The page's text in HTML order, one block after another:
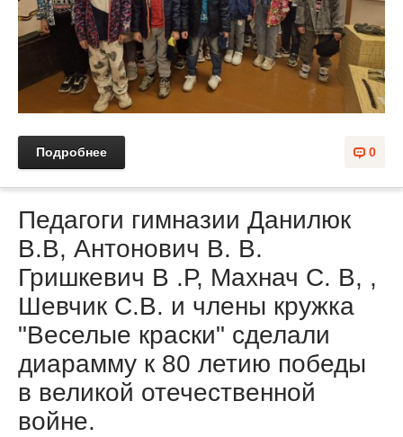
0
Подробнее
Педагоги гимназии Данилюк
В.В, Антонович В. В.
Гришкевич В .Р, Махнач С. В, ,
Шевчик С.В. и члены кружка
"Веселые краски" сделали
диарамму к 80 летию победы
в великой отечественной
войне.